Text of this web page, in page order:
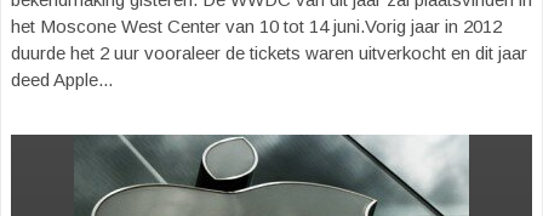
het Moscone West Center van 10 tot 14 juni.Vorig jaar in 2012
duurde het 2 uur vooraleer de tickets waren uitverkocht en dit jaar
deed Apple...